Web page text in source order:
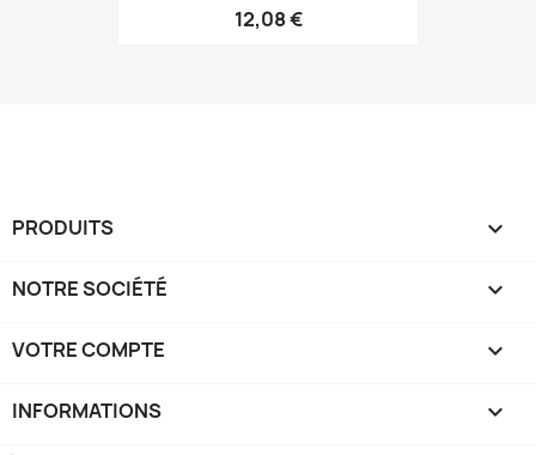
12,08 €
PRODUITS 
NOTRE SOCIÉTÉ 
VOTRE COMPTE 
INFORMATIONS keyboard_arrow_down